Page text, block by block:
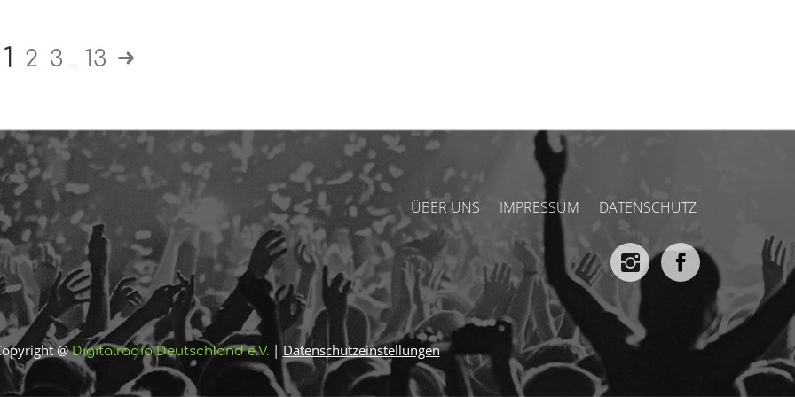
1 2 3 … 13
ÜBER UNS IMPRESSUM DATENSCHUTZ
@Digitalradio Deutschland e.V.| Datenschutzeinstellungen